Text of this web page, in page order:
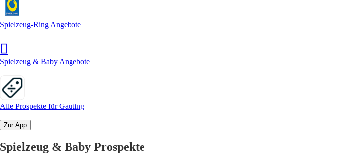
Spielzeug-Ring Angebote
Spielzeug & Baby Angebote
Alle Prospekte für Gauting
Zur App
Spielzeug & Baby Prospekte